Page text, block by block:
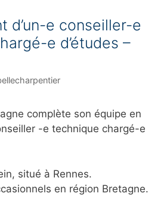
d’un-e conseiller-e
e d’études –
complète son équipe en
-e technique chargé-e
situé à Rennes.
en région Bretagne.